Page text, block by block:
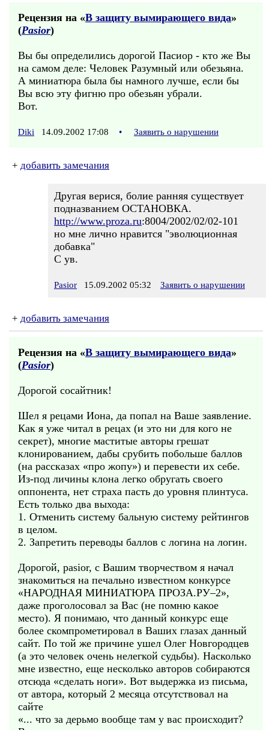
Рецензия на «В защиту вымирающего вида»
(Pasior)
Вы бы определились дорогой Пасиор - кто же Вы
на самом деле: Человек Разумный или обезьяна.
А миниатюра была бы намного лучше, если бы
Вы всю эту фигню про обезьян убрали.
Вот.
Diki 14.09.2002 17:08 • Заявить о нарушении
+ добавить замечания
Другая верися, болие ранняя существует
подназванием ОСТАНОВКА.
http://www.proza.ru:8004/2002/02/02-101
но мне лично нравится "эволюционная
добавка"
С ув.
Pasior 15.09.2002 05:32 Заявить о нарушении
+ добавить замечания
Рецензия на «В защиту вымирающего вида»
(Pasior)
Дорогой сосайтник!
Шел я рецами Иона, да попал на Ваше заявление.
Как я уже читал в рецах (и это ни для кого не
секрет), многие маститые авторы грешат
клонированием, дабы срубить побольше баллов
(на рассказах «про жопу») и перевести их себе.
Из-под личины клона легко обругать своего
оппонента, нет страха пасть до уровня плинтуса.
Есть только два выхода:
1. Отменить систему бальную систему рейтингов
в целом.
2. Запретить переводы баллов с логина на логин.
Дорогой, pasior, с Вашим творчеством я начал
знакомиться на печально известном конкурсе
«НАРОДНАЯ МИНИАТЮРА ПРОЗА.РУ–2»,
даже проголосовал за Вас (не помню какое
место). Я понимаю, что данный конкурс еще
более скомпрометировал в Ваших глазах данный
сайт. По той же причине ушел Олег Новгородцев
(а это человек очень нелегкой судьбы). Насколько
мне известно, еще несколько авторов собираются
отсюда «сделать ноги». Вот выдержка из письма,
от автора, который 2 месяца отсутствовал на
сайте
«... что за дерьмо вообще там у вас происходит?